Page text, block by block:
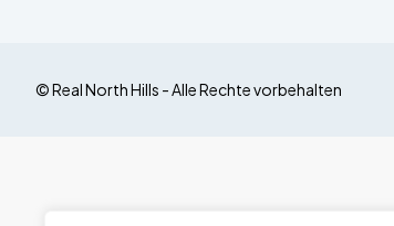
© Real North Hills - Alle Rechte vorbehalten